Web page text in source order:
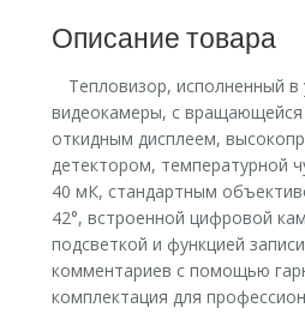
Описание товара
Тепловизор, исполненный
видеокамеры, с вращающейся
откидным дисплеем,
детектором, температурной
40 мК, стандартным
42°, встроенной цифровой
подсветкой и функцией
комментариев с помощью
комплектация для